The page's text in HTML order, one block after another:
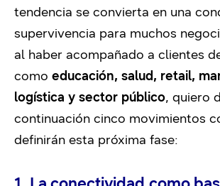
tendencia se convierta en una
supervivencia para muchos
al haber acompañado a clientes
como educación, salud, retail,
logística y sector público, quiero
continuación cinco movimientos
definirán esta próxima fase: